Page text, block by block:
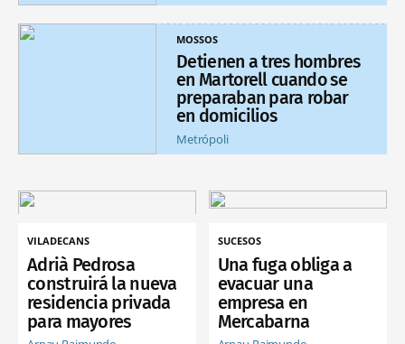
MOSSOS
Detienen a tres hombres
en Martorell cuando se
preparaban para robar
en domicilios
Metrópoli
VILADECANS
Adrià Pedrosa
construirá la nueva
residencia privada
para mayores
SUCESOS
Una fuga obliga a
evacuar una
empresa en
Mercabarna